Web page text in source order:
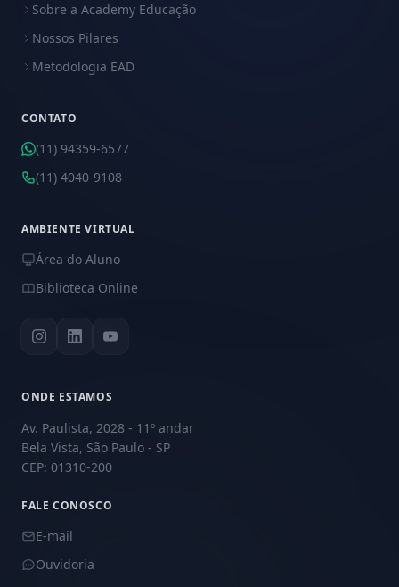
Sobre a Academy Educação
Nossos Pilares
Metodologia EAD
CONTATO
(11) 94359-6577
(11) 4040-9108
AMBIENTE VIRTUAL
Área do Aluno
Biblioteca Online
ONDE ESTAMOS
Av. Paulista, 2028 - 11º andar
Bela Vista, São Paulo - SP
CEP: 01310-200
FALE CONOSCO
E-mail
Ouvidoria